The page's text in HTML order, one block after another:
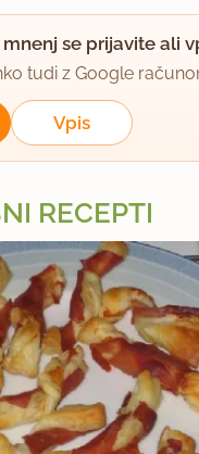
568 sporočil
potrebno, da ratajo
svojemu
568 sporočil
se prijavite ali
tudi z Google
Vpis
RECEPTI